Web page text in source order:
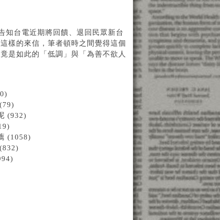
知台電近期將回饋、退回民眾新台
樣的來信，筆者頓時之間覺得這個
是如此的「低調」與「為善不欲人
(932)
(1058)